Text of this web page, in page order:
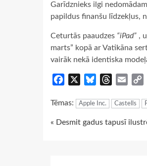
Garīdznieks ilgi
papildus finanšu līdzekļus,
Ceturtās paaudzes “iPad” ,
marts” kopā ar Vatikāna
vairāk nekā identiska
Facebook BlueskyThreads
Email
Tēmas: Apple Inc. Castells
Continue
« Desmit gadus tapusī